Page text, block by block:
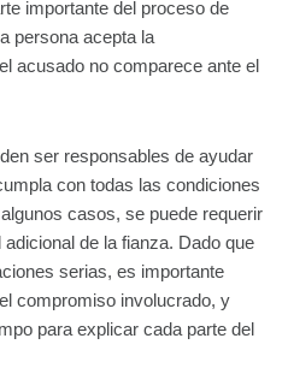
importante del proceso de
persona acepta la
acusado no comparece ante el
ser responsables de ayudar
con todas las condiciones
casos, se puede requerir
de la fianza. Dado que
serias, es importante
compromiso involucrado, y
para explicar cada parte del